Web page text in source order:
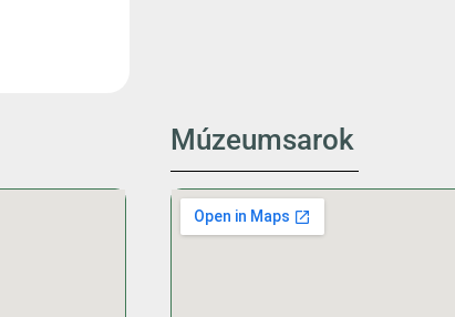
Múzeumsarok